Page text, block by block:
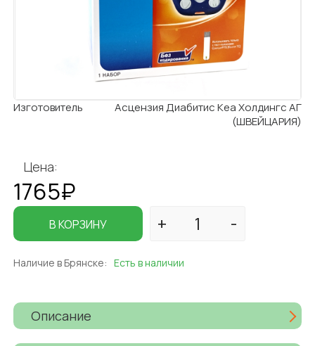
Изготовитель
Асцензия Диабитис Кеа Холдингс АГ
(ШВЕЙЦАРИЯ)
Цена:
1765₽
В КОРЗИНУ
Наличие в Брянске: Есть в наличии
Описание